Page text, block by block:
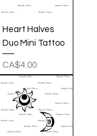
Heart Halves
Duo Mini Tattoo
Price
CA$4.00